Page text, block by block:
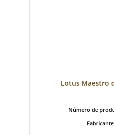
Lotus Maestro
Número de